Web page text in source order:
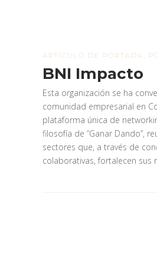
ARTÍCULO DE PORTADA
BNI Impacto
Esta organización se ha
comunidad empresarial en
plataforma única de
filosofía de “Ganar Dando”,
sectores que, a través de
colaborativas, fortalecen sus